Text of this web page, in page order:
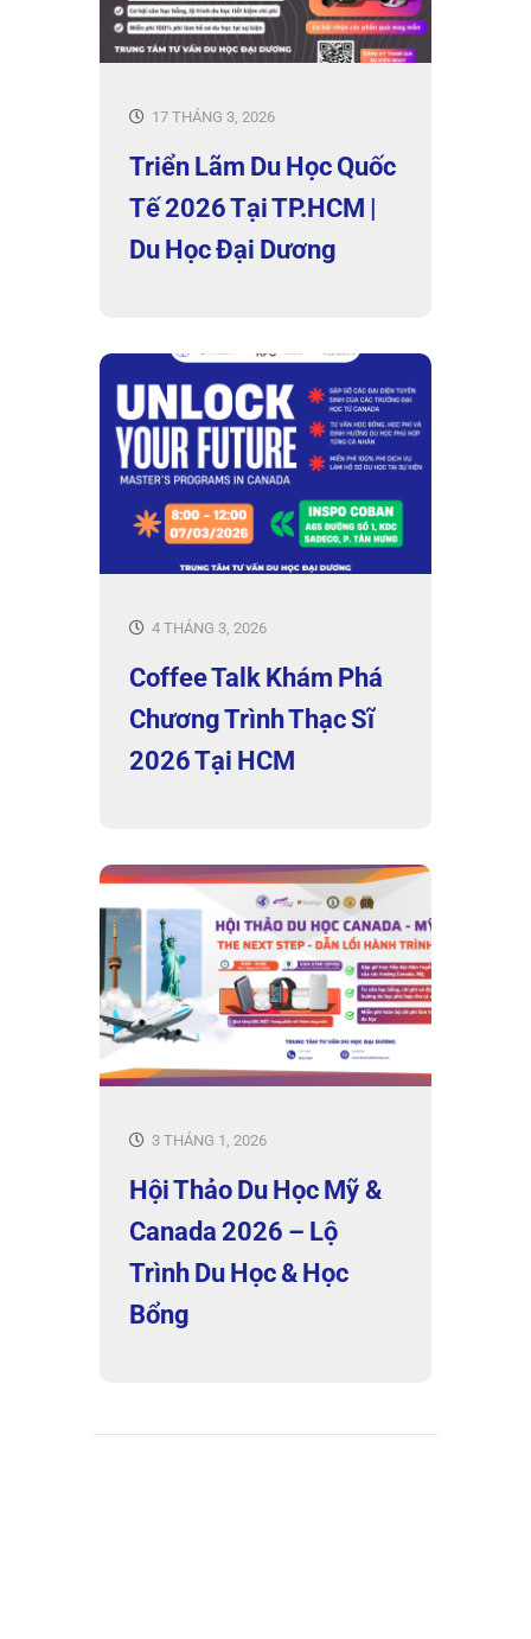
17 THÁNG 3, 2026
Triển Lãm Du Học Quốc
Tế 2026 Tại TP.HCM |
Du Học Đại Dương
4 THÁNG 3, 2026
Coffee Talk Khám Phá
Chương Trình Thạc Sĩ
2026 Tại HCM
3 THÁNG 1, 2026
Hội Thảo Du Học Mỹ &
Canada 2026 – Lộ
Trình Du Học & Học
Bổng